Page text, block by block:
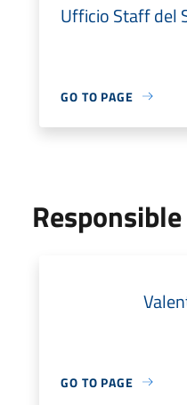
Ufficio Staff del
GO TO PAGE
Responsible
GO TO PAGE